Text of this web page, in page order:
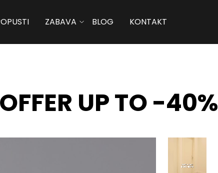
ZABAVA BLOG KONTAKT
UP TO -40%